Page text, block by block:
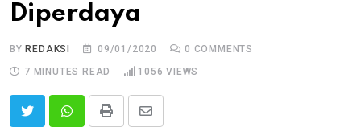
Diperdaya
BYREDAKSI 09/01/2020 0 COMMENTS
7 MINUTES READ
1056 VIEWS
Print Share